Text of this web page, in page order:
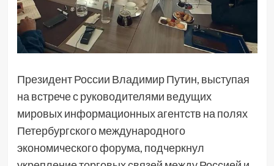
Президент России Владимир Путин, выступая
на встрече с руководителями ведущих
мировых информационных агентств на полях
Петербургского международного
экономического форума, подчеркнул